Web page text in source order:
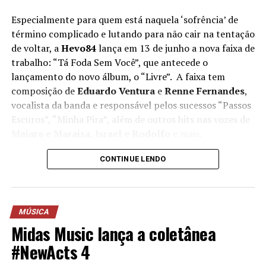
Redes Sociais de Piêit
Youtube
Spotify
Instagram
Site Oficial
Instagram
YouTube
Especialmente para quem está naquela ‘sofrência’ de
término complicado e lutando para não cair na tentação
de voltar, aHevo84lança em 13 de junho a nova faixa de
trabalho: “Tá Foda Sem Você”, que antecede o
lançamento do novo álbum, o “Livre”. A faixa tem
composição deEduardo VenturaeRenne Fernandes,
vocalista da banda e responsável pelos sucessos “Passos
Escuros”, “Minha Pira”, além de outros hits nas vozes de
Entrando com tudo na nova era, o novo álbum de um
dos maiores nomes do Emo e pop/rock nacional já conta
com alguns lançamentos, como o single homônimo que
teve um clipe gravado ao vivo na Jai Club. Além disto, o
novo trabalho da Hevo84 atravessa as histórias de amor
moderno e coloca em foco em dilemas que todo jovem
passa. A nova música de trabalho fala exatamente sobre
a luta pós-término, em especial, se for um
CONTINUE LENDO
MÚSICA
Midas Music lança a coletânea
#NewActs 4